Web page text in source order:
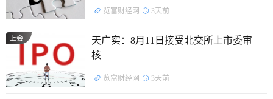
1988年，陈建从厦门大学政治经济学专业毕业，并留校任
离校来到深圳特区。
早年，陈建曾任招商银行总行办公室副主任，主导制定银
行卡跨行交易标准。后又亲身参与组建中国银联，并历任中国
览富财经网 3天前
上会
天广实：8月11日接受北交所上市委审
核
览富财经网 3天前